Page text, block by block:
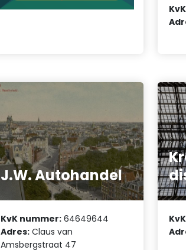
J.W. Autohandel
KvK nummer: 64649644
Adres: Claus van
Amsbergstraat 47